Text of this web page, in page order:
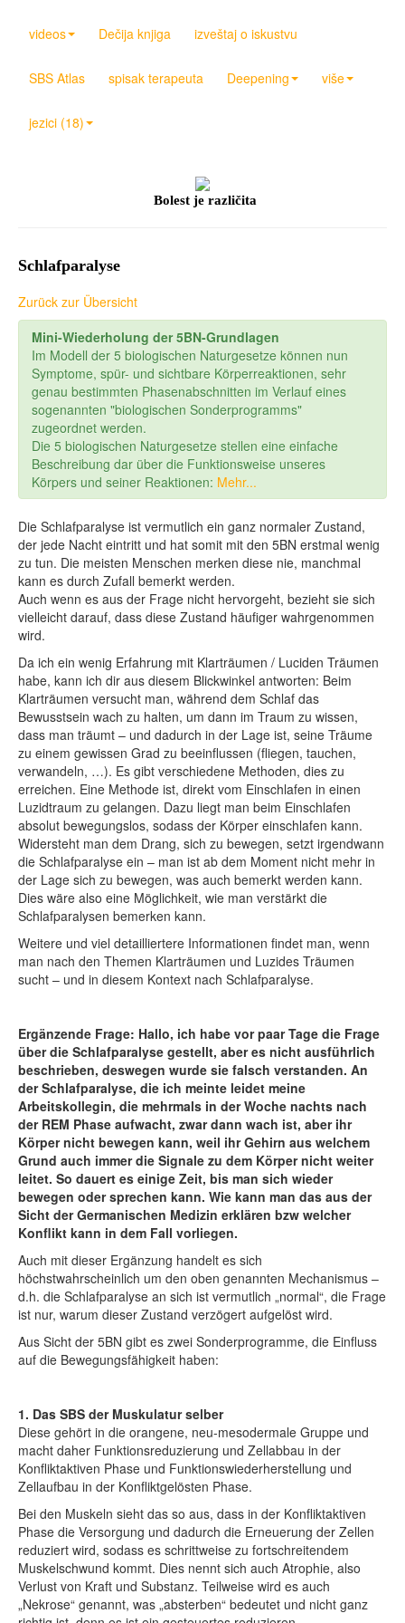
videos Dečija knjiga izveštaj o iskustvu
SBS Atlas spisak terapeuta Deepening više
jezici (18)
Bolest je različita
Schlafparalyse
Zurück zur Übersicht
Mini-Wiederholung der 5BN-Grundlagen
Im Modell der 5 biologischen Naturgesetze können nun
Symptome, spür- und sichtbare Körperreaktionen, sehr
genau bestimmten Phasenabschnitten im Verlauf eines
sogenannten "biologischen Sonderprogramms"
zugeordnet werden.
Die 5 biologischen Naturgesetze stellen eine einfache
Beschreibung dar über die Funktionsweise unseres
Körpers und seiner Reaktionen: Mehr...
Die Schlafparalyse ist vermutlich ein ganz normaler Zustand,
der jede Nacht eintritt und hat somit mit den 5BN erstmal wenig
zu tun. Die meisten Menschen merken diese nie, manchmal
kann es durch Zufall bemerkt werden.
Auch wenn es aus der Frage nicht hervorgeht, bezieht sie sich
vielleicht darauf, dass diese Zustand häufiger wahrgenommen
wird.
Da ich ein wenig Erfahrung mit Klarträumen / Luciden Träumen
habe, kann ich dir aus diesem Blickwinkel antworten: Beim
Klarträumen versucht man, während dem Schlaf das
Bewusstsein wach zu halten, um dann im Traum zu wissen,
dass man träumt – und dadurch in der Lage ist, seine Träume
zu einem gewissen Grad zu beeinflussen (fliegen, tauchen,
verwandeln, …). Es gibt verschiedene Methoden, dies zu
erreichen. Eine Methode ist, direkt vom Einschlafen in einen
Luzidtraum zu gelangen. Dazu liegt man beim Einschlafen
absolut bewegungslos, sodass der Körper einschlafen kann.
Widersteht man dem Drang, sich zu bewegen, setzt irgendwann
die Schlafparalyse ein – man ist ab dem Moment nicht mehr in
der Lage sich zu bewegen, was auch bemerkt werden kann.
Dies wäre also eine Möglichkeit, wie man verstärkt die
Schlafparalysen bemerken kann.
Weitere und viel detailliertere Informationen findet man, wenn
man nach den Themen Klarträumen und Luzides Träumen
sucht – und in diesem Kontext nach Schlafparalyse.
Ergänzende Frage: Hallo, ich habe vor paar Tage die Frage
über die Schlafparalyse gestellt, aber es nicht ausführlich
beschrieben, deswegen wurde sie falsch verstanden. An
der Schlafparalyse, die ich meinte leidet meine
Arbeitskollegin, die mehrmals in der Woche nachts nach
der REM Phase aufwacht, zwar dann wach ist, aber ihr
Körper nicht bewegen kann, weil ihr Gehirn aus welchem
Grund auch immer die Signale zu dem Körper nicht weiter
leitet. So dauert es einige Zeit, bis man sich wieder
bewegen oder sprechen kann. Wie kann man das aus der
Sicht der Germanischen Medizin erklären bzw welcher
Konflikt kann in dem Fall vorliegen.
Auch mit dieser Ergänzung handelt es sich
höchstwahrscheinlich um den oben genannten Mechanismus –
d.h. die Schlafparalyse an sich ist vermutlich „normal“, die Frage
ist nur, warum dieser Zustand verzögert aufgelöst wird.
Aus Sicht der 5BN gibt es zwei Sonderprogramme, die Einfluss
auf die Bewegungsfähigkeit haben:
1. Das SBS der Muskulatur selber
Diese gehört in die orangene, neu-mesodermale Gruppe und
macht daher Funktionsreduzierung und Zellabbau in der
Konfliktaktiven Phase und Funktionswiederherstellung und
Zellaufbau in der Konfliktgelösten Phase.
Bei den Muskeln sieht das so aus, dass in der Konfliktaktiven
Phase die Versorgung und dadurch die Erneuerung der Zellen
reduziert wird, sodass es schrittweise zu fortschreitendem
Muskelschwund kommt. Dies nennt sich auch Atrophie, also
Verlust von Kraft und Substanz. Teilweise wird es auch
„Nekrose“ genannt, was „absterben“ bedeutet und nicht ganz